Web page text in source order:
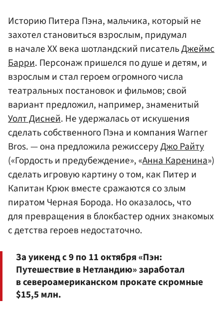
Историю Питера Пэна, мальчика, который не
захотел становиться взрослым, придумал
в начале XX века шотландский писательДжеймс
Барри. Персонаж пришелся по душе и детям, и
взрослым и стал героем огромного числа
театральных постановок и фильмов; свой
вариант предложил, например, знаменитый
Уолт Дисней. Не удержалась от искушения
сделать собственного Пэна и компания Warner
Bros. — она предложила режиссеруДжо Райту
(«Гордость и предубеждение», «Анна Каренина»)
сделать игровую картину о том, как Питер и
Капитан Крюк вместе сражаются со злым
пиратом Черная Борода. Но оказалось, что
для превращения в блокбастер одних знакомых
с детства героев недостаточно.
За уикенд с 9 по 11 октября «Пэн:
Путешествие в Нетландию» заработал
в североамериканском прокате скромные
$15,5 млн.